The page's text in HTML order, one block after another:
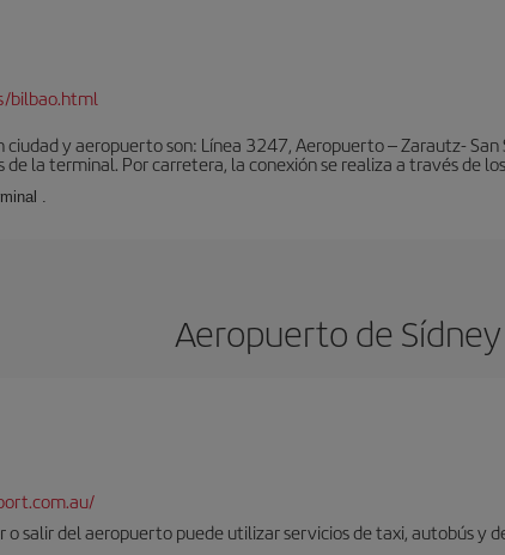
bilbao.html
ciudad y aeropuerto son: Línea 3247, Aeropuerto – Zarautz-
la terminal. Por carretera, la conexión se realiza a través de
.
Aeropuerto de Sídney
o salir del aeropuerto puede utilizar servicios de taxi, autobús y